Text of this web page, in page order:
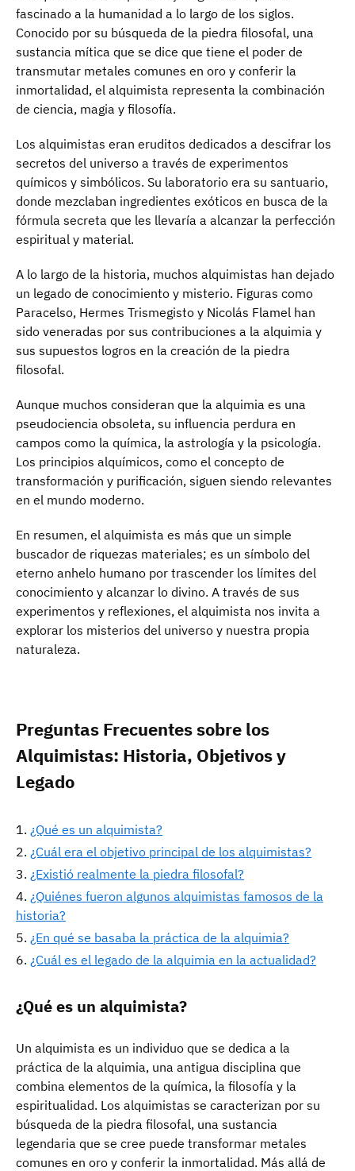
fascinado a la humanidad a lo largo de los siglos.
Conocido por su búsqueda de la piedra filosofal, una
sustancia mítica que se dice que tiene el poder de
transmutar metales comunes en oro y conferir la
inmortalidad, el alquimista representa la combinación
de ciencia, magia y filosofía.
Los alquimistas eran eruditos dedicados a descifrar los
secretos del universo a través de experimentos
químicos y simbólicos. Su laboratorio era su santuario,
donde mezclaban ingredientes exóticos en busca de la
fórmula secreta que les llevaría a alcanzar la perfección
espiritual y material.
A lo largo de la historia, muchos alquimistas han dejado
un legado de conocimiento y misterio. Figuras como
Paracelso, Hermes Trismegisto y Nicolás Flamel han
sido veneradas por sus contribuciones a la alquimia y
sus supuestos logros en la creación de la piedra
filosofal.
Aunque muchos consideran que la alquimia es una
pseudociencia obsoleta, su influencia perdura en
campos como la química, la astrología y la psicología.
Los principios alquímicos, como el concepto de
transformación y purificación, siguen siendo relevantes
en el mundo moderno.
En resumen, el alquimista es más que un simple
buscador de riquezas materiales; es un símbolo del
eterno anhelo humano por trascender los límites del
conocimiento y alcanzar lo divino. A través de sus
experimentos y reflexiones, el alquimista nos invita a
explorar los misterios del universo y nuestra propia
naturaleza.
Preguntas Frecuentes sobre los
Alquimistas: Historia, Objetivos y
Legado
¿Qué es un alquimista?
¿Cuál era el objetivo principal de los alquimistas?
¿Existió realmente la piedra filosofal?
¿Quiénes fueron algunos alquimistas famosos de la
historia?
¿En qué se basaba la práctica de la alquimia?
¿Cuál es el legado de la alquimia en la actualidad?
¿Qué es un alquimista?
Un alquimista es un individuo que se dedica a la
práctica de la alquimia, una antigua disciplina que
combina elementos de la química, la filosofía y la
espiritualidad. Los alquimistas se caracterizan por su
búsqueda de la piedra filosofal, una sustancia
legendaria que se cree puede transformar metales
comunes en oro y conferir la inmortalidad. Más allá de